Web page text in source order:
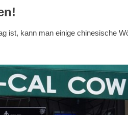
ist, kann man einige chinesische